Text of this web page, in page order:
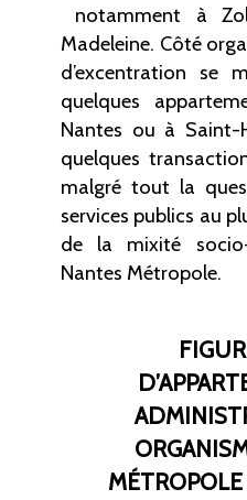
notamment à
Madeleine. Côté
d’excentration se
quelques
Nantes ou à Saint-
quelques
malgré tout la
services publics au
de la mixité
Nantes Métropole.